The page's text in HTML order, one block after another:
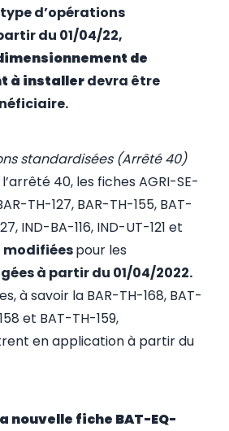
d’opérations
du 01/04/22,
de
à installerdevra être
standardisées (Arrêté 40)
arrêté 40, les fiches AGRI-SE-
TH-127, BAR-TH-155, BAT-
IND-BA-116, IND-UT-121 et
modifiéespour les
à partir du 01/04/2022.
à savoir la BAR-TH-168, BAT-
et BAT-TH-159,
en application à partir du
nouvelle fiche BAT-EQ-